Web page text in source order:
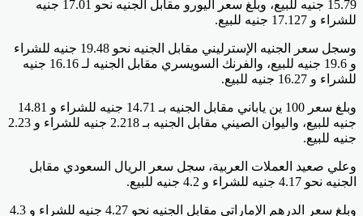
15.79 جنيه للبيع، وبلغ سعر اليورو مقابل الجنيه نحو 17.01 جنيه
للشراء و 17.127 جنيه للبيع.
وسجل سعر الجنيه الإسترليني مقابل الجنيه نحو 19.48 جنيه للشراء
و 19.6 جنيه للبيع، والفرنك السويسري مقابل الجنيه لـ 16.16 جنيه
للشراء و 16.27 جنيه للبيع.
وبلغ سعر 100 ين ياباني مقابل الجنيه بـ 14.71 جنيه للشراء و 14.81
جنيه للبيع، واليوان الصيني مقابل الجنيه بـ 2.218 جنيه للشراء و 2.23
جنيه للبيع.
وعلي صعيد العملات العربية، سجل سعر الريال السعودي مقابل
الجنيه نحو 4.17 جنيه للشراء و 4.2 جنيه للبيع.
وبلغ سعر الدرهم الإماراتي مقابل الجنيه نحو 4.27 جنيه للشراء و 4.3